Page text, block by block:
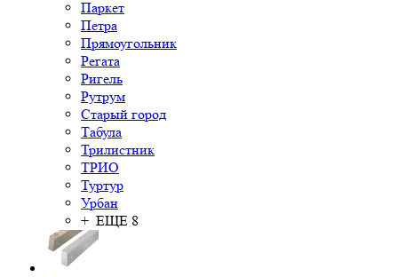
Паркет
Петра
Прямоугольник
Регата
Ригель
Рутрум
Старый город
Табула
Трилистник
ТРИО
Туртур
Урбан
+ ЕЩЕ 8